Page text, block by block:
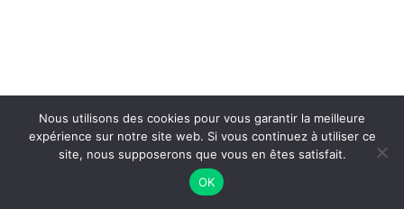
Nous utilisons des cookies pour vous garantir la meilleure
expérience sur notre site web. Si vous continuez à utiliser ce
site, nous supposerons que vous en êtes satisfait.
OK